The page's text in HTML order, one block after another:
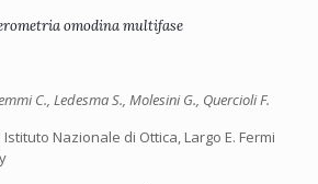
omodina multifase
C., Ledesma S., Molesini G., Quercioli F.
Istituto Nazionale di Ottica, Largo E. Fermi